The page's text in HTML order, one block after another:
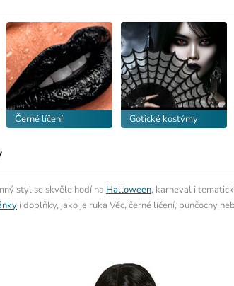
Černé líčení Gotické kostýmy
styl se skvěle hodí na Halloween, karneval i
i doplňky, jako je ruka Věc, černé líčení, punčochy